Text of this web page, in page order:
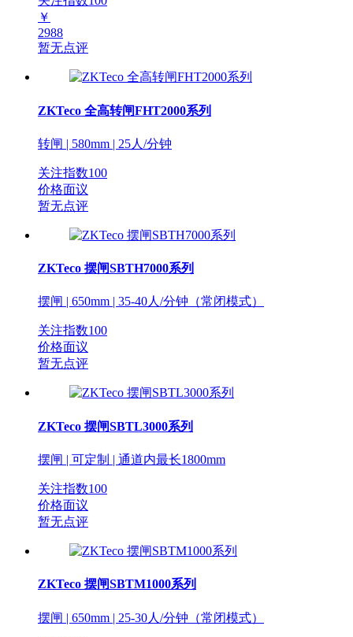
￥
2988
暂无点评
ZKTeco 全高转闸FHT2000系列
转闸 | 580mm | 25人/分钟
关注指数100
价格面议
暂无点评
ZKTeco 摆闸SBTH7000系列
摆闸 | 650mm | 35-40人/分钟（常闭模式）
关注指数100
价格面议
暂无点评
ZKTeco 摆闸SBTL3000系列
摆闸 | 可定制 | 通道内最长1800mm
关注指数100
价格面议
暂无点评
ZKTeco 摆闸SBTM1000系列
摆闸 | 650mm | 25-30人/分钟（常闭模式）